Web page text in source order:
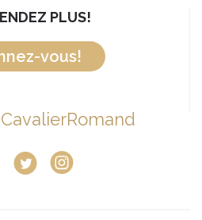
PLUS!
vous!